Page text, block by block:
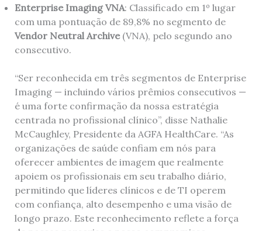
Enterprise Imaging VNA: Classificado em 1º lugar
com uma pontuação de 89,8% no segmento de
Vendor Neutral Archive(VNA), pelo segundo ano
consecutivo.
“Ser reconhecida em três segmentos de Enterprise
Imaging — incluindo vários prêmios consecutivos —
é uma forte confirmação da nossa estratégia
centrada no profissional clínico”, disse Nathalie
McCaughley, Presidente da AGFA HealthCare. “As
organizações de saúde confiam em nós para
oferecer ambientes de imagem que realmente
apoiem os profissionais em seu trabalho diário,
permitindo que líderes clínicos e de TI operem
com confiança, alto desempenho e uma visão de
longo prazo. Este reconhecimento reflete a força